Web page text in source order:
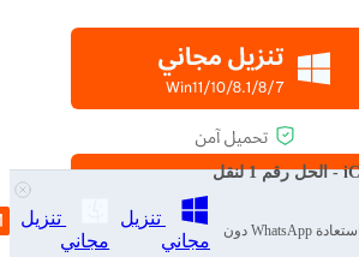
iCareFone Transfer - الحل رقم 1 لنقل
نقل ونسخ احتياطي واستعادة WhatsApp دون
تنزيل
مجاني
تنزيل
مجاني